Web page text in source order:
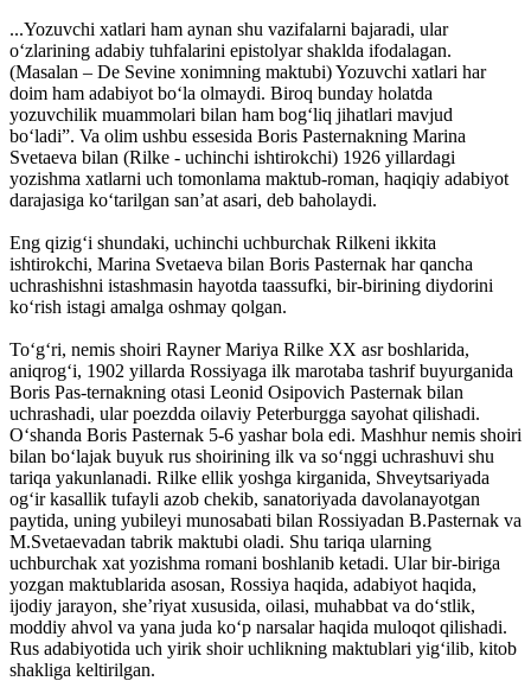
...Yozuvchi xatlari ham aynan shu vazifalarni bajaradi, ular
o‘zlarining adabiy tuhfalarini epistolyar shaklda ifodalagan.
(Masalan – De Sevine xonimning maktubi) Yozuvchi xatlari har
doim ham adabiyot bo‘la olmaydi. Biroq bunday holatda
yozuvchilik muammolari bilan ham bog‘liq jihatlari mavjud
bo‘ladi”. Va olim ushbu essesida Boris Pasternakning Marina
Svetaeva bilan (Rilke - uchinchi ishtirokchi) 1926 yillardagi
yozishma xatlarni uch tomonlama maktub-roman, haqiqiy adabiyot
darajasiga ko‘tarilgan san’at asari, deb baholaydi.
Eng qizig‘i shundaki, uchinchi uchburchak Rilkeni ikkita
ishtirokchi, Marina Svetaeva bilan Boris Pasternak har qancha
uchrashishni istashmasin hayotda taassufki, bir-birining diydorini
ko‘rish istagi amalga oshmay qolgan.
To‘g‘ri, nemis shoiri Rayner Mariya Rilke XX asr boshlarida,
aniqrog‘i, 1902 yillarda Rossiyaga ilk marotaba tashrif buyurganida
Boris Pas-ternakning otasi Leonid Osipovich Pasternak bilan
uchrashadi, ular poezdda oilaviy Peterburgga sayohat qilishadi.
O‘shanda Boris Pasternak 5-6 yashar bola edi. Mashhur nemis shoiri
bilan bo‘lajak buyuk rus shoirining ilk va so‘nggi uchrashuvi shu
tariqa yakunlanadi. Rilke ellik yoshga kirganida, Shveytsariyada
og‘ir kasallik tufayli azob chekib, sanatoriyada davolanayotgan
paytida, uning yubileyi munosabati bilan Rossiyadan B.Pasternak va
M.Svetaevadan tabrik maktubi oladi. Shu tariqa ularning
uchburchak xat yozishma romani boshlanib ketadi. Ular bir-biriga
yozgan maktublarida asosan, Rossiya haqida, adabiyot haqida,
ijodiy jarayon, she’riyat xususida, oilasi, muhabbat va do‘stlik,
moddiy ahvol va yana juda ko‘p narsalar haqida muloqot qilishadi.
Rus adabiyotida uch yirik shoir uchlikning maktublari yig‘ilib, kitob
shakliga keltirilgan.